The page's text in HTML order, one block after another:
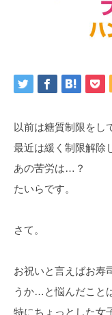
以前は糖質制限をし
最近は緩く制限解除
あの苦労は…？
たいらです。
さて。
お祝いと言えばお寿
うか…と悩んだこと
特にちょっとした女